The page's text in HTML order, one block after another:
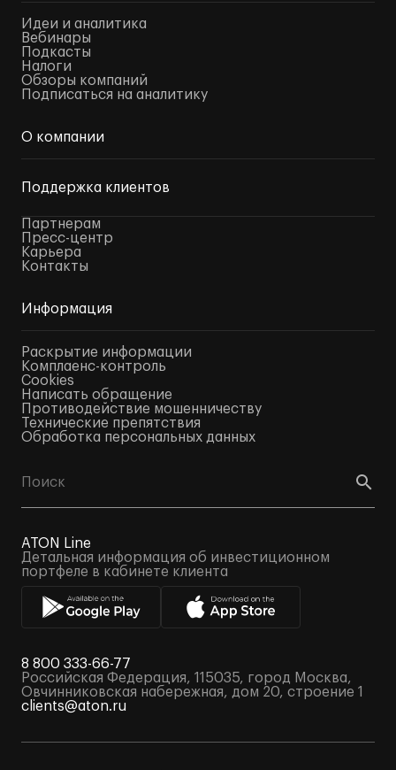
Идеи и аналитика
Вебинары
Подкасты
Налоги
Обзоры компаний
Подписаться на аналитику
О компании
Поддержка клиентов
Партнерам
Пресс-центр
Карьера
Контакты
Информация
Раскрытие информации
Комплаенс-контроль
Cookies
Написать обращение
Противодействие мошенничеству
Технические препятствия
Обработка персональных данных
ATON Line
Детальная информация об инвестиционном
портфеле в кабинете клиента
8 800 333-66-77
Российская Федерация, 115035, город Москва,
Овчинниковская набережная, дом 20, строение 1
clients@aton.ru